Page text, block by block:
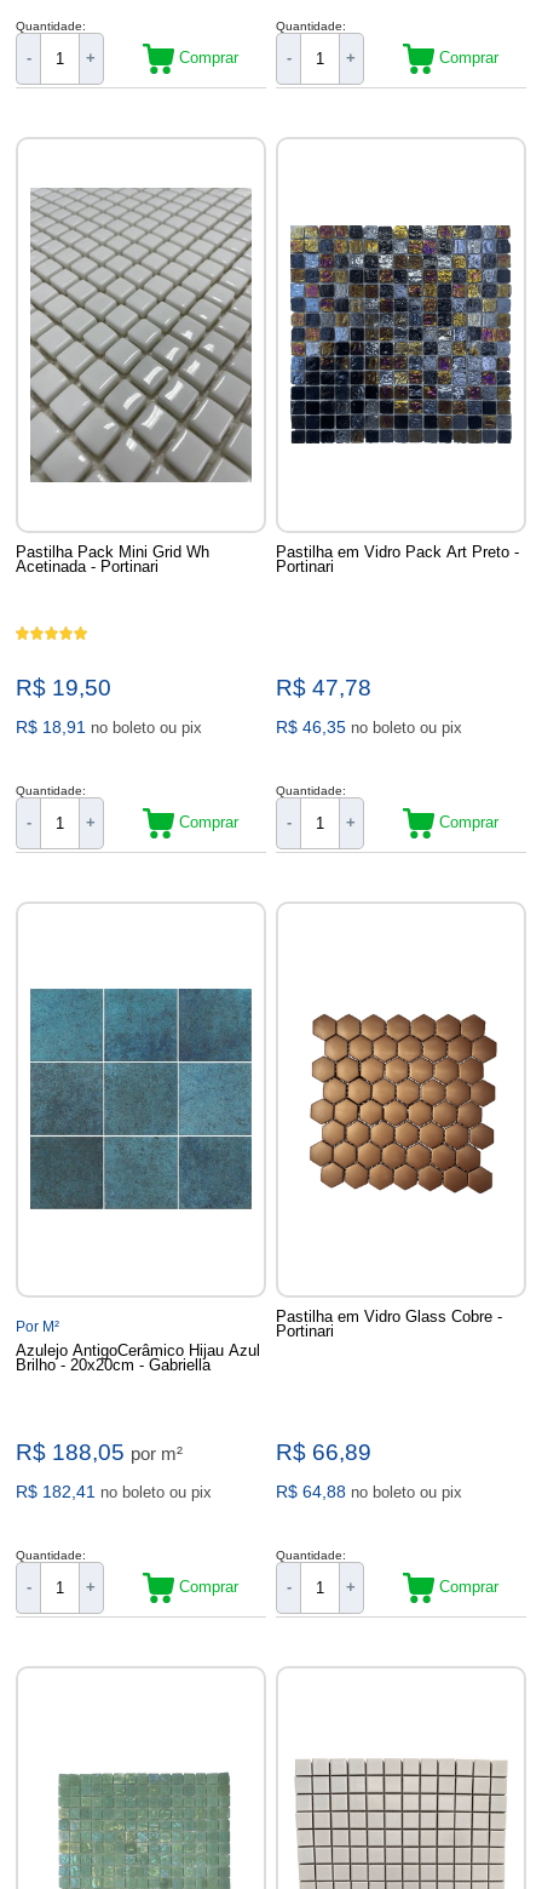
Quantidade:
- + Comprar
Quantidade:
- + Comprar
Pastilha Pack Mini Grid Wh
Acetinada - Portinari
R$ 19,50
R$ 18,91 no boleto ou pix
Quantidade:
- + Comprar
Pastilha em Vidro Pack Art Preto -
Portinari
R$ 47,78
R$ 46,35 no boleto ou pix
Quantidade:
- + Comprar
Por M²
Azulejo AntigoCerâmico Hijau Azul
Brilho - 20x20cm - Gabriella
R$ 188,05 por m²
R$ 182,41 no boleto ou pix
Quantidade:
- + Comprar
Pastilha em Vidro Glass Cobre -
Portinari
R$ 66,89
R$ 64,88 no boleto ou pix
Quantidade:
- + Comprar